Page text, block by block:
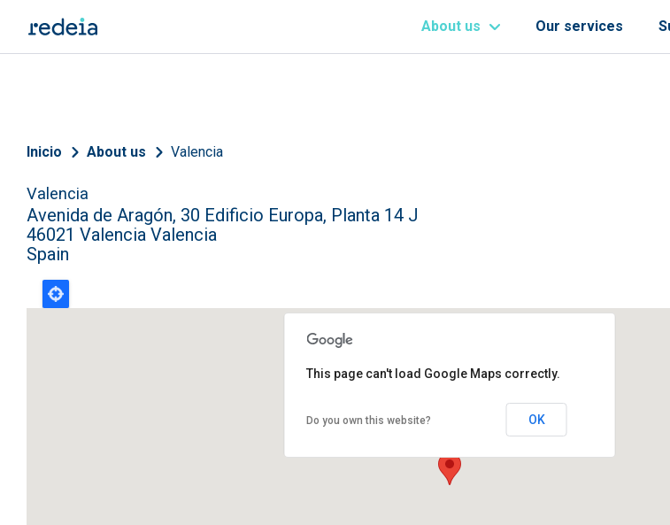
About us Our services
Breadcrumb
Inicio About us Valencia
Valencia
Avenida de Aragón, 30 Edificio Europa, Planta 14 J
46021 Valencia Valencia
Spain
This page can't load Google Maps correctly.
Do you own this website? OK